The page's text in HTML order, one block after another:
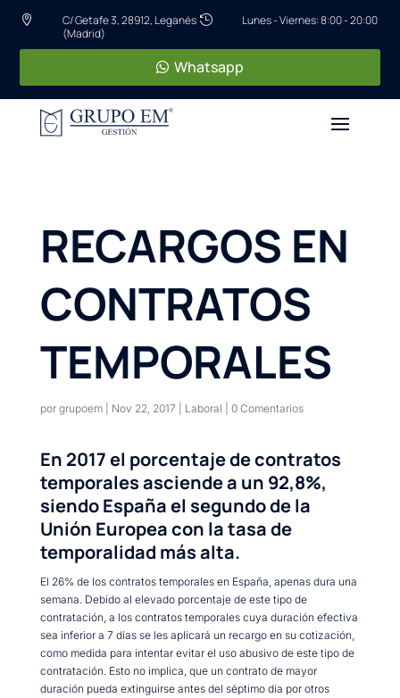

C/ Getafe 3, 28912, Leganés
(Madrid)
 Lunes - Viernes: 8:00 - 20:00
Whatsapp
RECARGOS EN
CONTRATOS
TEMPORALES
por grupoem| Nov 22, 2017 Laboral 0 Comentarios
En 2017 el porcentaje de contratos
temporales asciende a un 92,8%,
siendo España el segundo de la
Unión Europea con la tasa de
temporalidad más alta.
El 26% de los contratos temporales en España, apenas dura una
semana. Debido al elevado porcentaje de este tipo de
contratación, a los contratos temporales cuya duración efectiva
sea inferior a 7 días se les aplicará un recargo en su cotización,
como medida para intentar evitar el uso abusivo de este tipo de
contratación. Esto no implica, que un contrato de mayor
duración pueda extinguirse antes del séptimo día por otros